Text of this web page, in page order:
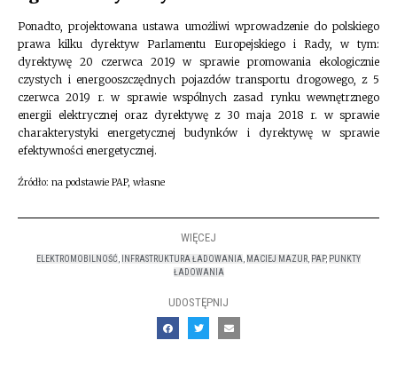
Ponadto, projektowana ustawa umożliwi wprowadzenie do polskiego
prawa kilku dyrektyw Parlamentu Europejskiego i Rady, w tym:
dyrektywę 20 czerwca 2019 w sprawie promowania ekologicznie
czystych i energooszczędnych pojazdów transportu drogowego, z 5
czerwca 2019 r. w sprawie wspólnych zasad rynku wewnętrznego
energii elektrycznej oraz dyrektywę z 30 maja 2018 r. w sprawie
charakterystyki energetycznej budynków i dyrektywę w sprawie
efektywności energetycznej.
Źródło: na podstawie PAP, własne
WIĘCEJ
ELEKTROMOBILNOŚĆ, INFRASTRUKTURA ŁADOWANIA, MACIEJ MAZUR, PAP, PUNKTY
ŁADOWANIA
UDOSTĘPNIJ